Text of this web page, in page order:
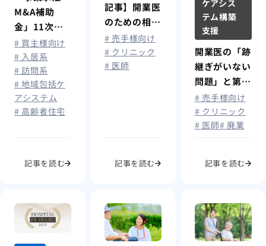
M&A補助
金」11次公
募について
# 買主様向け
# 入居系
# 訪問系
# 地域包括ケ
アシステム
# 高齢者住宅
記事を読む
記事】開業医
のための相続
税評価と相続
税対策
# 売手様向け
# クリニック
# 医師
記事を読む
ケアシス
テム構築
支援
開業医の「跡
継ぎがいない
問題」と第三
者承継という
選択肢
# 売手様向け
# クリニック
# 医師# 廃業
記事を読む